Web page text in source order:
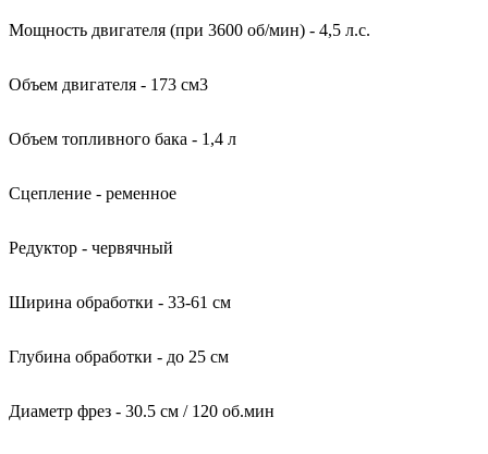
Мощность двигателя (при 3600 об/мин) - 4,5 л.с.
Объем двигателя - 173 см3
Объем топливного бака - 1,4 л
Сцепление - ременное
Редуктор - червячный
Ширина обработки - 33-61 см
Глубина обработки - до 25 см
Диаметр фрез - 30.5 см / 120 об.мин